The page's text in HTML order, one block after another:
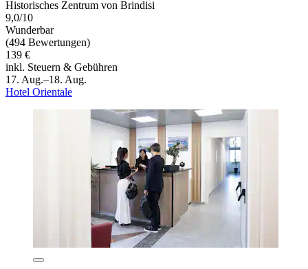
Historisches Zentrum von Brindisi
9,0/10
Wunderbar
(494 Bewertungen)
139 €
inkl. Steuern & Gebühren
17. Aug.–18. Aug.
Hotel Orientale